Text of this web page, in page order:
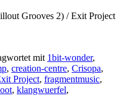
Grooves 2) / Exit Project
mit 1bit-wonder,
, creation-centre, Crisopa,
Project, fragmentmusic,
, klangwuerfel,